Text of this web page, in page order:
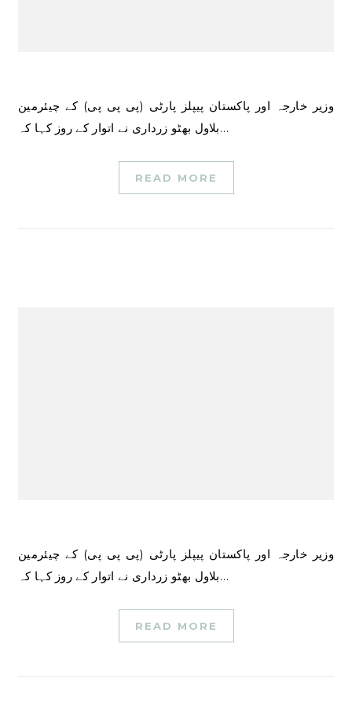
وزیر خارجہ اور پاکستان پیپلز پارٹی (پی پی پی) کے چیئرمین
بلاول بھٹو زرداری نے اتوار کے روز کہا کہ…
READ MORE
وزیر خارجہ اور پاکستان پیپلز پارٹی (پی پی پی) کے چیئرمین
بلاول بھٹو زرداری نے اتوار کے روز کہا کہ…
READ MORE